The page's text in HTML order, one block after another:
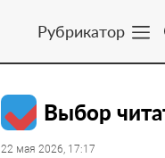
Рубрикатор
Выбор
22 мая 2026, 17:17